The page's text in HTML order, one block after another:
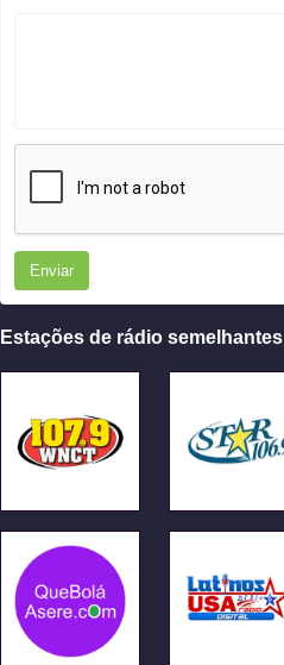
Enviar
Estações de rádio semelhantes